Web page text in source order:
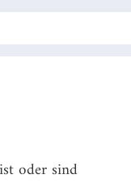
oder sind